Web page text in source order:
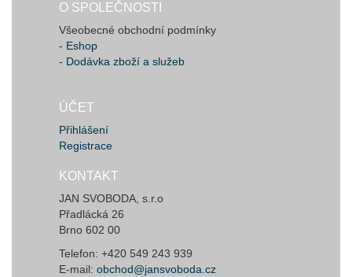
O SPOLEČNOSTI
Všeobecné obchodní podmínky
- Eshop
- Dodávka zboží a služeb
ÚČET
Přihlášení
Registrace
KONTAKT
JAN SVOBODA, s.r.o
Přadlácká 26
Brno 602 00
Telefon: +420 549 243 939
E-mail: obchod@jansvoboda.cz